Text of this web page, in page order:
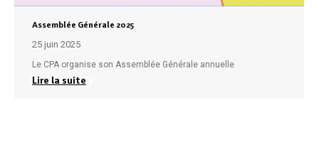
Assemblée Générale 2025
25 juin 2025
Le CPA organise son Assemblée Générale annuelle
Lire la suite